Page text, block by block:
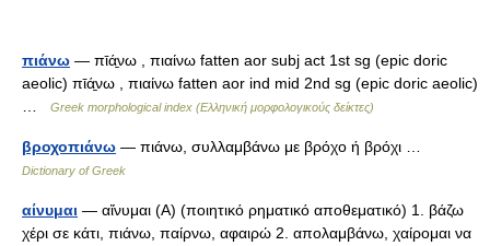
πιάνω — πῑά̱νω , πιαίνω fatten aor subj act 1st sg (epic doric
aeolic) πῑά̱νω , πιαίνω fatten aor ind mid 2nd sg (epic doric aeolic)
Greek morphological index (Ελληνική μορφολογικούς δείκτες)
βροχοπιάνω — πιάνω, συλλαμβάνω με βρόχο ή βρόχι …
Dictionary of Greek
αίνυμαι — αἴνυμαι (Α) (ποιητικό ρηματικό αποθεματικό) 1. βάζω
χέρι σε κάτι, πιάνω, παίρνω, αφαιρώ 2. απολαμβάνω, χαίρομαι να